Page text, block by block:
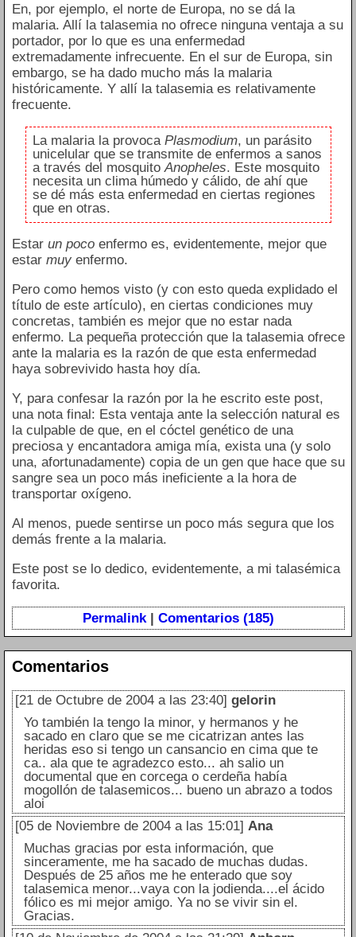
En, por ejemplo, el norte de Europa, no se dá la
malaria. Allí la talasemia no ofrece ninguna ventaja a su
portador, por lo que es una enfermedad
extremadamente infrecuente. En el sur de Europa, sin
embargo, se ha dado mucho más la malaria
históricamente. Y allí la talasemia es relativamente
frecuente.
La malaria la provoca Plasmodium, un parásito
unicelular que se transmite de enfermos a sanos
a través del mosquitoAnopheles. Este mosquito
necesita un clima húmedo y cálido, de ahí que
se dé más esta enfermedad en ciertas regiones
que en otras.
Estar un pocoenfermo es, evidentemente, mejor que
estar muyenfermo.
Pero como hemos visto (y con esto queda explidado el
título de este artículo), en ciertas condiciones muy
concretas, también es mejor que no estar nada
enfermo. La pequeña protección que la talasemia ofrece
ante la malaria es la razón de que esta enfermedad
haya sobrevivido hasta hoy día.
Y, para confesar la razón por la he escrito este post,
una nota final: Esta ventaja ante la selección natural es
la culpable de que, en el cóctel genético de una
preciosa y encantadora amiga mía, exista una (y solo
una, afortunadamente) copia de un gen que hace que su
sangre sea un poco más ineficiente a la hora de
transportar oxígeno.
Al menos, puede sentirse un poco más segura que los
demás frente a la malaria.
Este post se lo dedico, evidentemente, a mi talasémica
favorita.
Permalink| Comentarios (185)
Comentarios
[21 de Octubre de 2004 a las 23:40] gelorin
Yo también la tengo la minor, y hermanos y he
sacado en claro que se me cicatrizan antes las
heridas eso si tengo un cansancio en cima que te
ca.. ala que te agradezco esto... ah salio un
documental que en corcega o cerdeña había
mogollón de talasemicos... bueno un abrazo a todos
aloi
[05 de Noviembre de 2004 a las 15:01] Ana
Muchas gracias por esta información, que
sinceramente, me ha sacado de muchas dudas.
Después de 25 años me he enterado que soy
talasemica menor...vaya con la jodienda....el ácido
fólico es mi mejor amigo. Ya no se vivir sin el.
Gracias.